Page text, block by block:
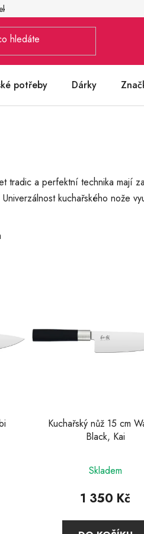
potřeby Dárky
tradic a perfektní technika mají
kuchařského nože
Kuchařský nůž 15 cm
Black, Kai
hodnocení
produktu
5,0
Skladem
1 350 Kč